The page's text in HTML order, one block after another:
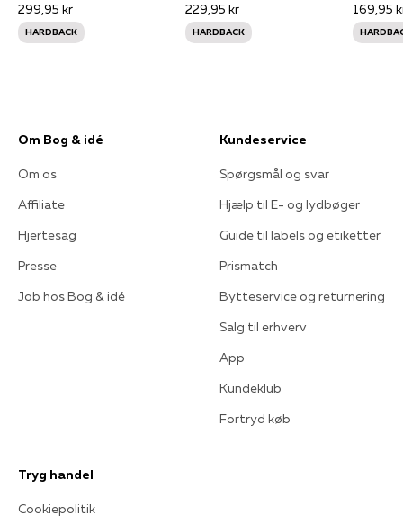
299,95 kr
HARDBACK
229,95 kr
HARDBACK
169,95
Om Bog & idé
Om os
Affiliate
Hjertesag
Presse
Job hos Bog & idé
Kundeservice
Spørgsmål og svar
Hjælp til E- og lydbøger
Guide til labels og etiketter
Prismatch
Bytteservice og returnering
Salg til erhverv
App
Kundeklub
Fortryd køb
Tryg handel
Cookiepolitik